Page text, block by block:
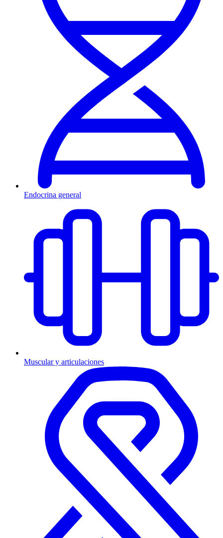
Endocrina general
Muscular y articulaciones